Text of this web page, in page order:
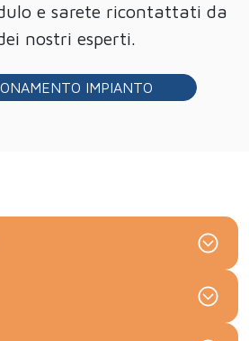
e sarete ricontattati da
nostri esperti.
IMPIANTO